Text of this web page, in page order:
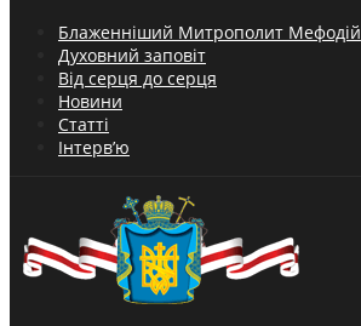
Блаженніший Митрополит Мефодій
Духовний заповіт
Від серця до серця
Новини
Статті
Інтерв’ю